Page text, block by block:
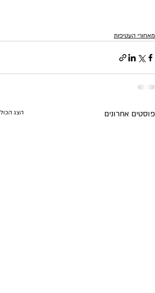
מאחורי העטיפות
פוסטים אחרונים הצג הכול